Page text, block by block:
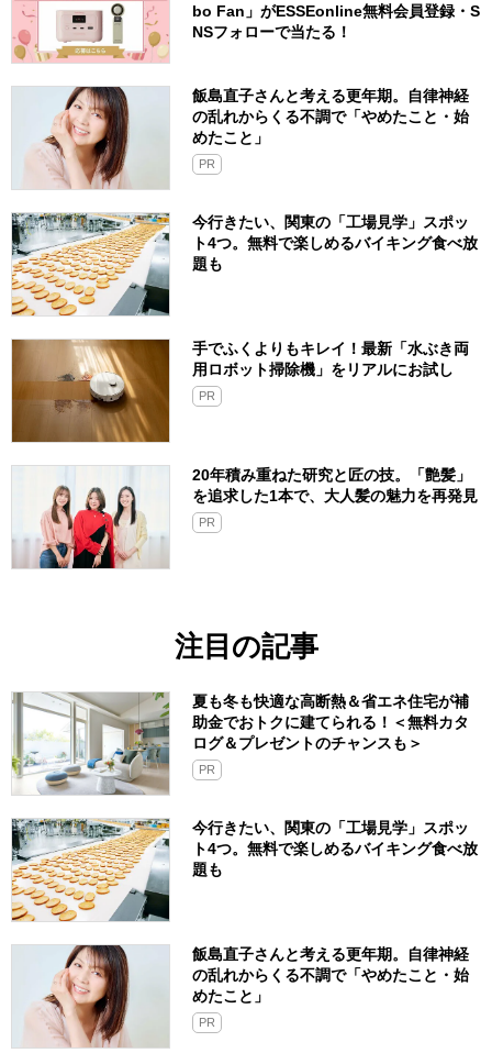
bo Fan」がESSEonline無料会員登録・S
NSフォローで当たる！
飯島直子さんと考える更年期。自律神経
の乱れからくる不調で「やめたこと・始
めたこと」
PR
今行きたい、関東の「工場見学」スポッ
ト4つ。無料で楽しめるバイキング食べ放
題も
手でふくよりもキレイ！最新「水ぶき両
用ロボット掃除機」をリアルにお試し
PR
20年積み重ねた研究と匠の技。「艶髪」
を追求した1本で、大人髪の魅力を再発見
PR
注目の記事
夏も冬も快適な高断熱＆省エネ住宅が補
助金でおトクに建てられる！＜無料カタ
ログ＆プレゼントのチャンスも＞
PR
今行きたい、関東の「工場見学」スポッ
ト4つ。無料で楽しめるバイキング食べ放
題も
飯島直子さんと考える更年期。自律神経
の乱れからくる不調で「やめたこと・始
めたこと」
PR